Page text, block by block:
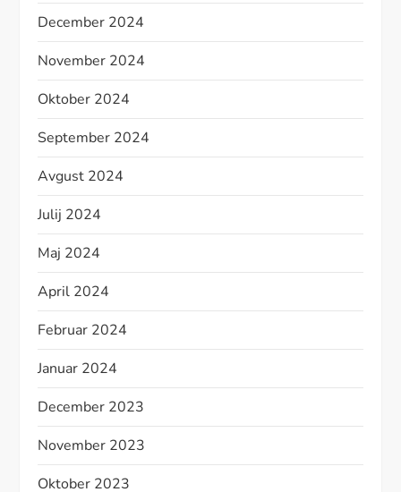
December 2024
November 2024
Oktober 2024
September 2024
Avgust 2024
Julij 2024
Maj 2024
April 2024
Februar 2024
Januar 2024
December 2023
November 2023
Oktober 2023